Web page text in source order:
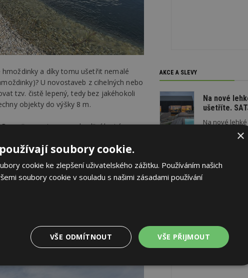
a díky tomu ušetřit nemalé
U novostaveb z cihelných nebo
tzv. čistě lepený, tedy bez jakéhokoli
objekty do výšky 8 m.
open je vysoce kvalitní lepicí
hodnoty přídržnosti k výše
mostů vzniklých klasickým
na fasádě projevit formou
tepelněizolačních systémech představují
se může vizuálně projevovat právě při
blížící se 100 %.
hmoty Baumit openContact
provádění zateplení. Fasáda bez
lze u standardního rodinného
konstrukce.
AKCE A SLEVY
Na nové
ušetříte.
Na nové
ušetříte.
×
soubory cookie.
cookie ke zlepšení uživatelského zážitku. Používáním našich
soubory cookie v souladu s našimi zásadami používání
VŠE PŘIJMOUT
VŠE ODMÍTNOUT
Soubory cílení
Funkční
Nezařazené